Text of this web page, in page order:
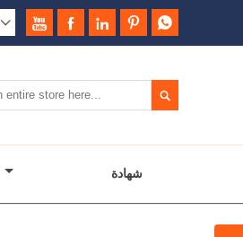
    


شهادة